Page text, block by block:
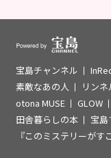
宝島チャンネル
素敵なあの人
リンネ
otona MUSE
GLOW
田舎暮らしの本
宝島
『このミステリーがす